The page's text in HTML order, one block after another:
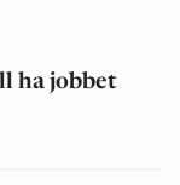
ha jobbet